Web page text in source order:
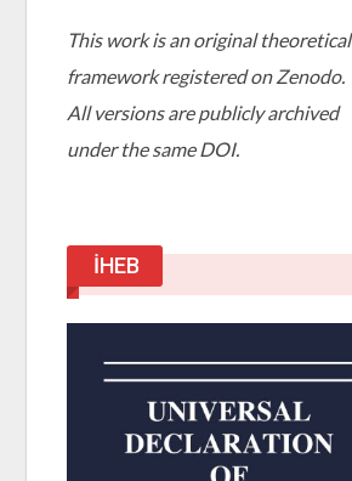
This work is an original theoretical
framework registered on Zenodo.
All versions are publicly archived
under the same DOI.
İHEB